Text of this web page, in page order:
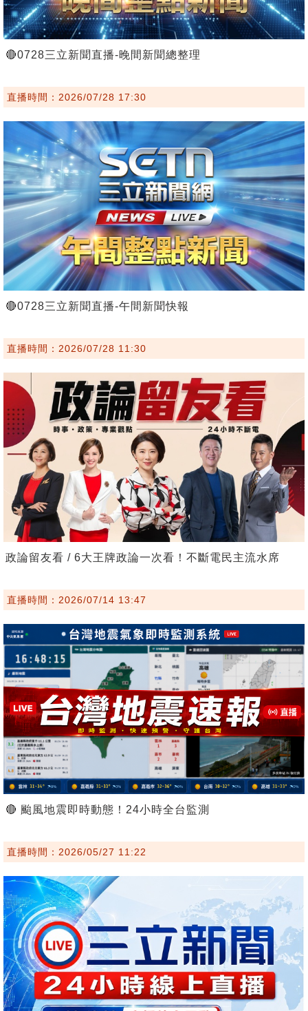
🔴0728三立新聞直播-晚間新聞總整理
直播時間：2026/07/28 17:30
🔴0728三立新聞直播-午間新聞快報
直播時間：2026/07/28 11:30
政論留友看 / 6大王牌政論一次看！不斷電民主流水席
直播時間：2026/07/14 13:47
🔴 颱風地震即時動態！24小時全台監測
直播時間：2026/05/27 11:22